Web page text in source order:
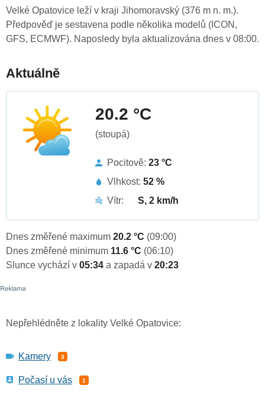
Velké Opatovice leží v kraji Jihomoravský (376 m n. m.).
Předpověď je sestavena podle několika modelů (ICON,
GFS, ECMWF). Naposledy byla aktualizována dnes v 08:00.
Aktuálně
20.2 °C
(stoupá)
Pocitově: 23 °C
Vlhkost: 52 %
Vítr:
S, 2 km/h
Dnes změřené maximum 20.2 °C (09:00)
Dnes změřené minimum 11.6 °C (06:10)
Slunce vychází v 05:34 a zapadá v 20:23
Nepřehlédněte z lokality Velké Opatovice:
Kamery 3
Počasí u vás 1